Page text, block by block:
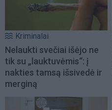
Kriminalai
Nelaukti svečiai išėjo ne
tik su „lauktuvėmis“: į
nakties tamsą išsivedė ir
merginą